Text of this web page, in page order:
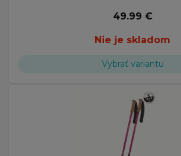
49.99 €
Nie je skladom
Vybrať variantu